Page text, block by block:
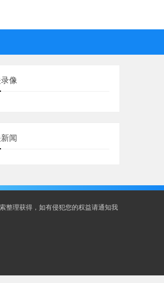
像
闻
整理获得，如有侵犯您的权益请通知我